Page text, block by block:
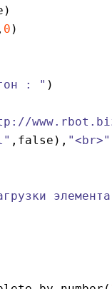
)
, 0 )
: " )
,false ) , "<br>"